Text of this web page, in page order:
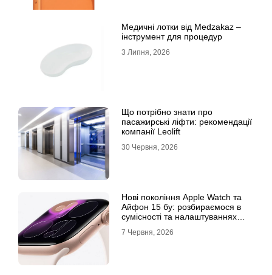
Медичні лотки від Medzakaz –
інструмент для процедур
3 Липня, 2026
Що потрібно знати про
пасажирські ліфти: рекомендації
компанії Leolift
30 Червня, 2026
Нові покоління Apple Watch та
Айфон 15 бу: розбираємося в
сумісності та налаштуваннях
7 Червня, 2026